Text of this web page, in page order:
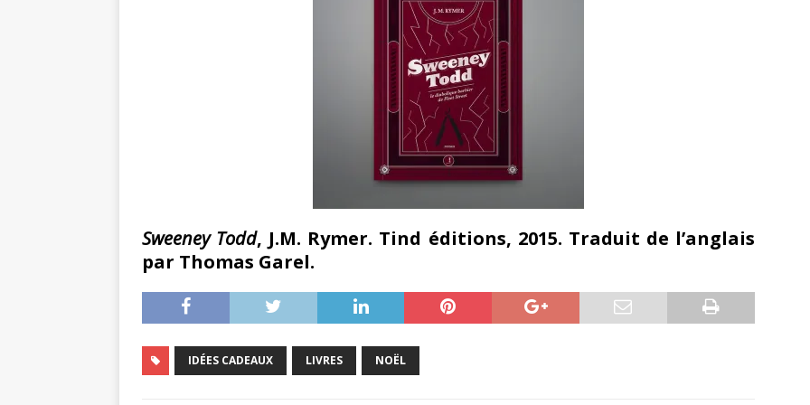
Sweeney Todd, J.M. Rymer. Tind éditions, 2015. Traduit de l’anglais
par Thomas Garel.
IDÉES CADEAUX LIVRES NOËL